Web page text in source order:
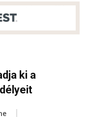
ki a